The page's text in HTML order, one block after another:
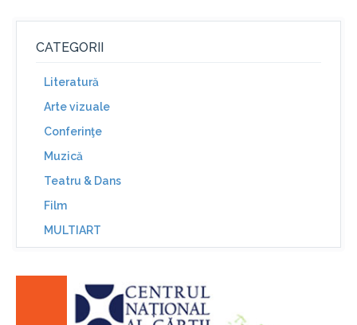
CATEGORII
Literatură
Arte vizuale
Conferinţe
Muzică
Teatru & Dans
Film
MULTIART